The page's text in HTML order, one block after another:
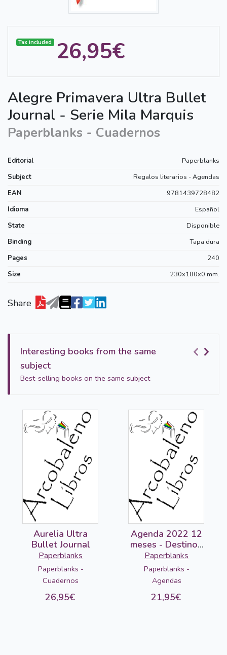
Alegre Primavera Ultra Bullet
Journal - Serie Mila Marquis
Paperblanks - Cuadernos
Editorial
Paperblanks
Subject
Regalos literarios - Agendas
EAN
9781439728482
Idioma
Español
State
Disponible
Binding
Tapa dura
Pages
240
Size
230x180x0 mm.
Share
Tax included 26,95€
Interesting books from the same
subject
Best-selling books on the same subject
Aurelia Ultra
Bullet Journal
Paperblanks
Paperblanks -
Cuadernos
26,95€
Agenda 2022 12
meses - Destino /
Midi por días
Paperblanks
Paperblanks -
Agendas
21,95€